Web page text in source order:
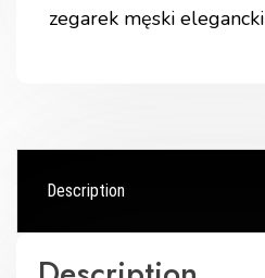
zegarek męski elegancki
Description